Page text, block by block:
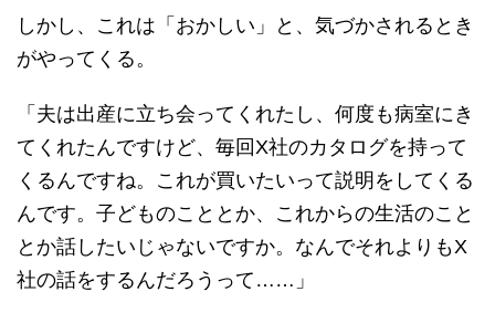
しかし、これは「おかしい」と、気づかされるとき
がやってくる。
「夫は出産に立ち会ってくれたし、何度も病室にき
てくれたんですけど、毎回X社のカタログを持って
くるんですね。これが買いたいって説明をしてくる
んです。子どものこととか、これからの生活のこと
とか話したいじゃないですか。なんでそれよりもX
社の話をするんだろうって……」